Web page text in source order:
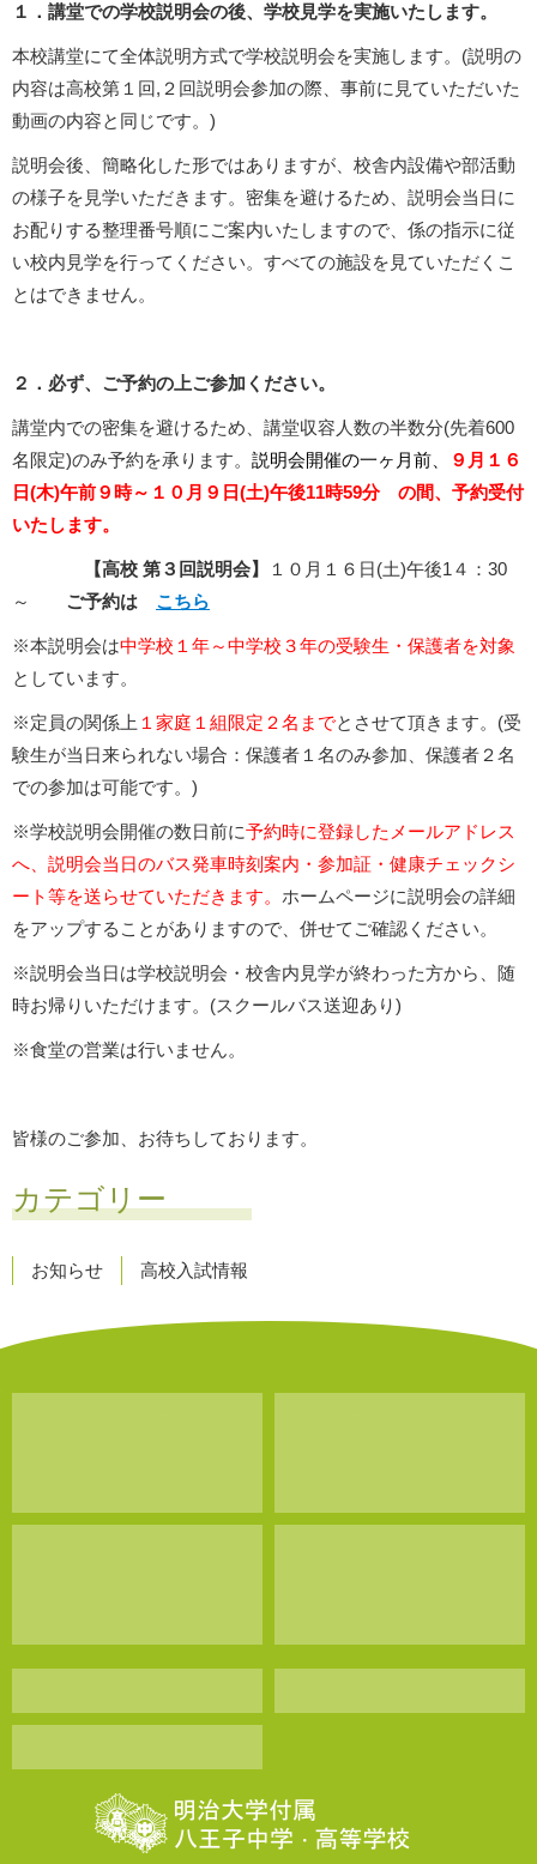
１．講堂での学校説明会の後、学校見学を実施いたします。
本校講堂にて全体説明方式で学校説明会を実施します。(説明の
内容は高校第１回,２回説明会参加の際、事前に見ていただいた
動画の内容と同じです。)
説明会後、簡略化した形ではありますが、 校舎内設備や部活動
の様子を見学いただきます。 密集を避けるため、説明会当日に
お配りする整理番号順にご案内いたしますので、係の指示に従
い校内見学を行ってください。すべての施設を見ていただくこ
とはできません。
２ ．必ず、ご予約の上ご参加ください。
講堂内での密集を避けるため、講堂収容人数の半数分(先着600
名限定)のみ予約を承ります。 説明会開催の一ヶ月前、
９月１６
日(木)午前９時～１０月９日(土)午後11時59分 の間、予約受付
いたします。
【高校 第３回説明会】
１０月１６日(土)午後1４：30
～
ご予約は こちら
※本説明会は中学校１年～中学校３年の受験生・保護者を対象
としています。
※定員の関係上 １家庭１組限定２名までとさせて頂きます。(受
験生が当日来られない場合：保護者１名のみ参加、保護者２名
での参加は可能です。)
※学校説明会開催の数日前に予約時に登録したメールアドレス
へ、説明会当日のバス発車時刻案内・参加証・健康チェックシ
ート等を送らせていただきます。 ホームページに説明会の詳細
をアップすることがありますので、併せてご確認ください。
※説明会当日は学校説明会・校舎内見学が終わった方から、随
時お帰りいただけます。(スクールバス送迎あり)
※食堂の営業は行いません。
皆様のご参加、お待ちしております。
カテゴリー
お知らせ 高校入試情報